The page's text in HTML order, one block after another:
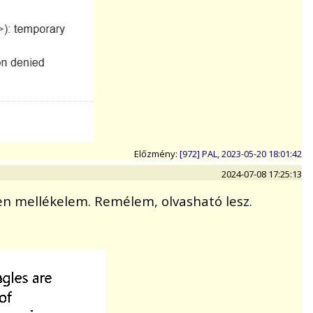
Előzmény: [972] PAL, 2023-05-20 18:01:42
2024-07-08 17:25:13
mellékelem. Remélem, olvasható lesz.